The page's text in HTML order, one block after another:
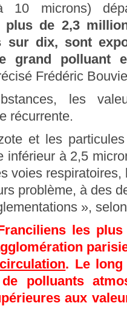
10 microns)
plus de 2,3
sur dix, sont
grand polluant
Frédéric
les
récurrente.
et les
inférieur à 2,5
voies respiratoires,
problème, à des
»,
les
. Le long
polluants
aux